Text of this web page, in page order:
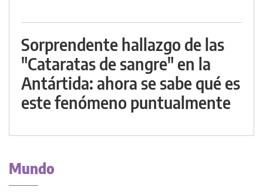
Sorprendente hallazgo de las
"Cataratas de sangre" en la
Antártida: ahora se sabe qué es
este fenómeno puntualmente
Mundo